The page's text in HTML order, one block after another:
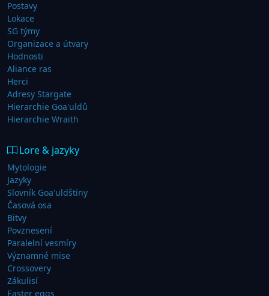
Postavy
Lokace
SG týmy
Organizace a útvary
Hodnosti
Aliance ras
Herci
Adresy Stargate
Hierarchie Goa'uldů
Hierarchie Wraith
Lore & jazyky
Mytologie
Jazyky
Slovník Goa'uldštiny
Časová osa
Bitvy
Povznesení
Paralelní vesmíry
Významné mise
Crossovery
Zákulisí
Easter eggs